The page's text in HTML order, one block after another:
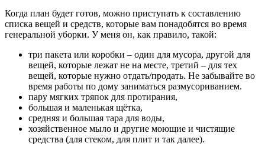
Когда план будет готов, можно приступать к составлению
списка вещей и средств, которые вам понадобятся во время
генеральной уборки. У меня он, как правило, такой:
три пакета или коробки – один для мусора, другой для
вещей, которые лежат не на месте, третий – для тех
вещей, которые нужно отдать/продать. Не забывайте во
время работы по дому заниматься размусориванием.
пару мягких тряпок для протирания,
большая и маленькая щётка,
средняя и большая тара для воды,
хозяйственное мыло и другие моющие и чистящие
средства (для стеком, для плит и так далее).